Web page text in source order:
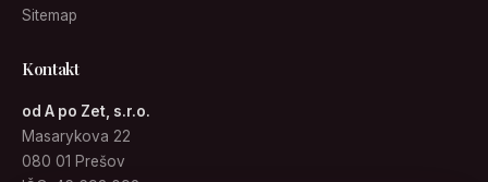
Sitemap
Kontakt
od A po Zet, s.r.o.
Masarykova 22
080 01 Prešov